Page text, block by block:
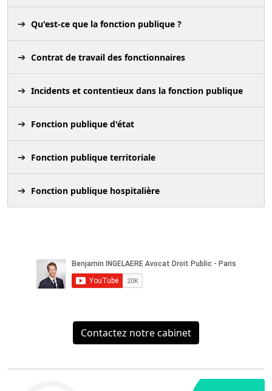
Qu'est-ce que la fonction publique ?
Contrat de travail des fonctionnaires
Incidents et contentieux dans la fonction publique
Fonction publique d'état
Fonction publique territoriale
Fonction publique hospitalière
Contactez notre cabinet